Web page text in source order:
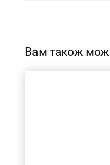
Вам також